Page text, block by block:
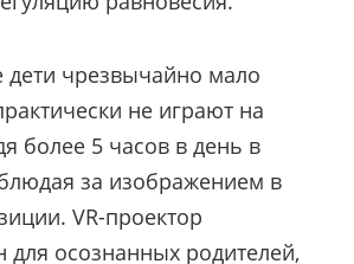
чрезвычайно мало
не играют на
более 5 часов в день в
за изображением в
VR-проектор
для осознанных родителей,